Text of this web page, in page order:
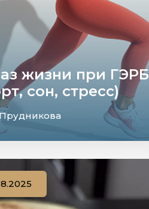
жизни при ГЭРБ
сон, стресс)